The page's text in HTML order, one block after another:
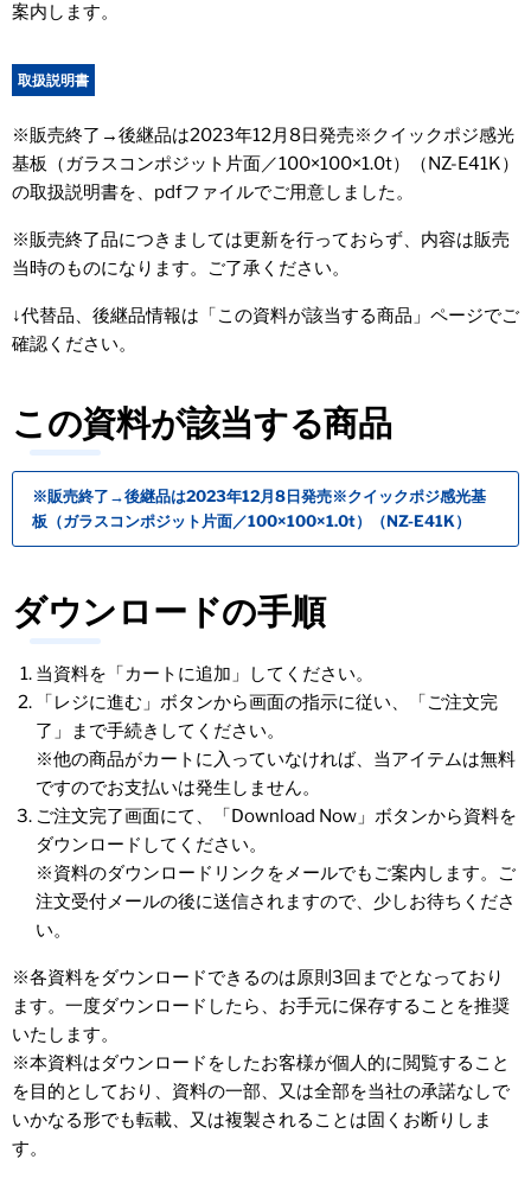
案内します。
取扱説明書
※販売終了→後継品は2023年12月8日発売※クイックポジ感光
基板（ガラスコンポジット片面／100×100×1.0t）（NZ-E41K）
の取扱説明書を、pdfファイルでご用意しました。
※販売終了品につきましては更新を行っておらず、内容は販売
当時のものになります。ご了承ください。
↓代替品、後継品情報は「この資料が該当する商品」ページでご
確認ください。
この資料が該当する商品
※販売終了→後継品は2023年12月8日発売※クイックポジ感光基
板（ガラスコンポジット片面／100×100×1.0t）（NZ-E41K）
ダウンロードの手順
当資料を「カートに追加」してください。
「レジに進む」ボタンから画面の指示に従い、「ご注文完
了」まで手続きしてください。
※他の商品がカートに入っていなければ、当アイテムは無料
ですのでお支払いは発生しません。
ご注文完了画面にて、「Download Now」ボタンから資料を
ダウンロードしてください。
※資料のダウンロードリンクをメールでもご案内します。ご
注文受付メールの後に送信されますので、少しお待ちくださ
い。
※各資料をダウンロードできるのは原則3回までとなっており
ます。一度ダウンロードしたら、お手元に保存することを推奨
いたします。
※本資料はダウンロードをしたお客様が個人的に閲覧すること
を目的としており、資料の一部、又は全部を当社の承諾なしで
いかなる形でも転載、又は複製されることは固くお断りしま
す。